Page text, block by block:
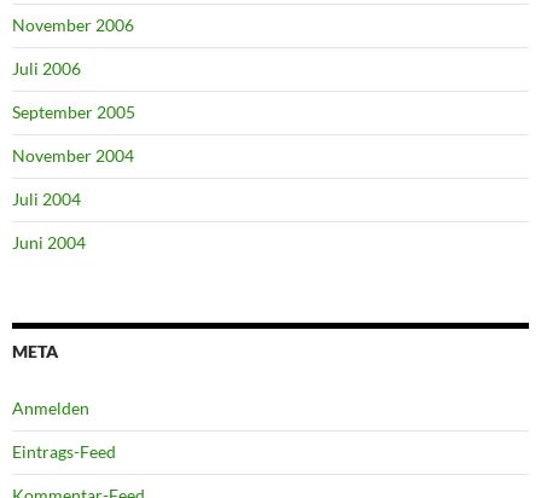
November 2006
Juli 2006
September 2005
November 2004
Juli 2004
Juni 2004
META
Anmelden
Eintrags-Feed